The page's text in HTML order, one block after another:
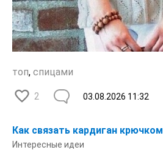
топ, спицами
2 03.08.2026 11:32
Как связать кардиган крючком
Интересные идеи